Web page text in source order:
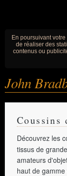
En poursuivant
de réaliser des
contenus ou
John
Coussins
Découvrez les
tissus de
amateurs
haut de